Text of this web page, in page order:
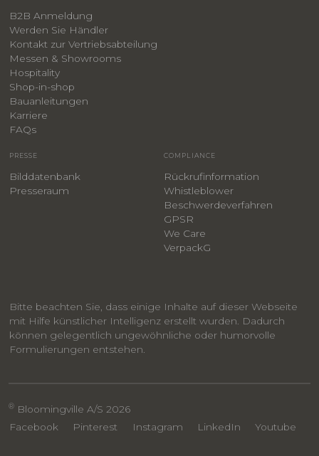
B2B Anmeldung
Werden Sie Händler
Kontakt zur Vertriebsabteilung
Messen & Showrooms
Hospitality
Shop-in-shop
Bauanleitungen
​Karriere
FAQs
PRESSE
Bilddatenbank
Presseraum
COMPLIANCE
Rückrufinformation
Whistleblower
​Beschwerdeverfahren
GPSR
We Care
VerpackG
Bitte beachten Sie, dass einige Inhalte auf dieser Webseite
mit Hilfe künstlicher Intelligenz erstellt wurden. Dadurch
können gelegentlich ungewöhnliche oder humorvolle
Formulierungen entstehen.
® Bloomingville A/S 2026
Facebook
Pinterest Instagram LinkedIn Youtube